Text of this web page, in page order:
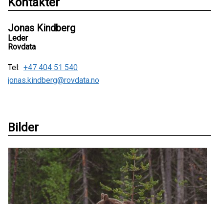
Jonas Kindberg
Leder
Rovdata
Tel: +47 404 51 540
jonas.kindberg@rovdata.no
Bilder